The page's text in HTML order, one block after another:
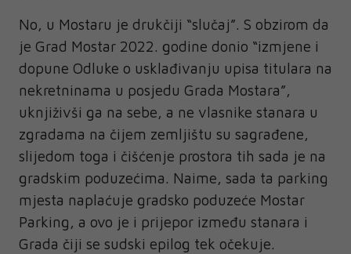
No, u Mostaru je drukčiji “slučaj”. S obzirom da
je Grad Mostar 2022. godine donio “izmjene i
dopune Odluke o usklađivanju upisa titulara na
nekretninama u posjedu Grada Mostara”,
uknjiživši ga na sebe, a ne vlasnike stanara u
zgradama na čijem zemljištu su sagrađene,
slijedom toga i čišćenje prostora tih sada je na
gradskim poduzećima. Naime, sada ta parking
mjesta naplaćuje gradsko poduzeće Mostar
Parking, a ovo je i prijepor između stanara i
Grada čiji se sudski epilog tek očekuje.